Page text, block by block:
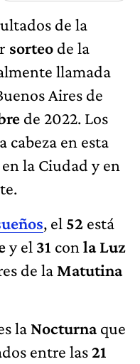
de la
sorteo de la
llamada
Aires de
de 2022. Los
cabeza en esta
en la Ciudad y en
, el 52 está
y el 31 con la Luz
de la Matutina
la Nocturnaque
entre las21